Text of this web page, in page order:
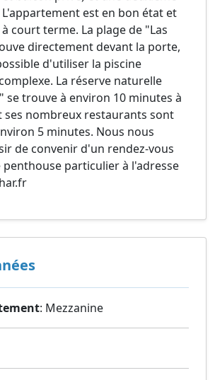
est en bon état et
court terme. La plage de "Las
directement devant la porte,
d'utiliser la piscine
La réserve naturelle
se trouve à environ 10 minutes à
ses nombreux restaurants sont
5 minutes. Nous nous
de convenir d'un rendez-vous
particulier à l'adresse
: Mezzanine